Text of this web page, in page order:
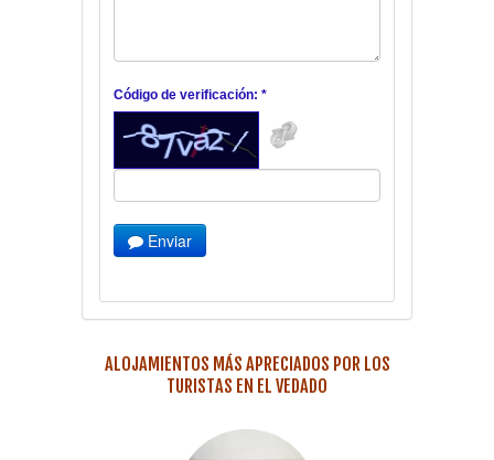
Código de verificación: *
Enviar
ALOJAMIENTOS MÁS APRECIADOS POR LOS
TURISTAS EN EL VEDADO